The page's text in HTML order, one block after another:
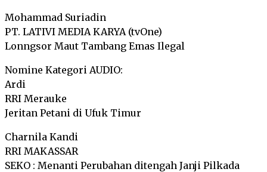
Mohammad Suriadin
PT. LATIVI MEDIA KARYA (tvOne)
Lonngsor Maut Tambang Emas Ilegal
Nomine Kategori AUDIO:
Ardi
RRI Merauke
Jeritan Petani di Ufuk Timur
Charnila Kandi
RRI MAKASSAR
SEKO : Menanti Perubahan ditengah Janji Pilkada